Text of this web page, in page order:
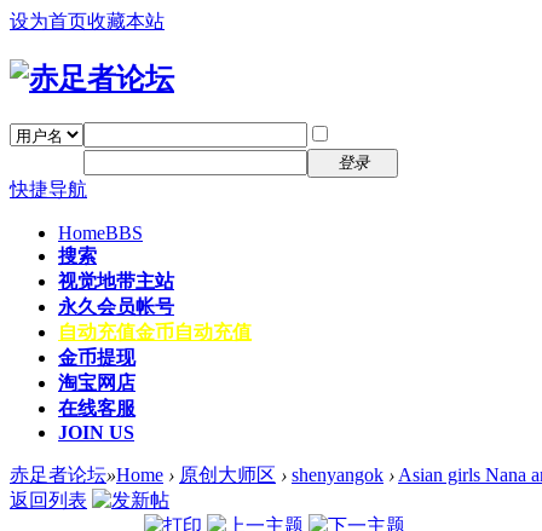
设为首页收藏本站
登录
快捷导航
HomeBBS
搜索
视觉地带主站
永久会员帐号
自动充值金币自动充值
金币提现
淘宝网店
在线客服
JOIN US
赤足者论坛»Home › 原创大师区 › shenyangok › Asian girls Nana
返回列表